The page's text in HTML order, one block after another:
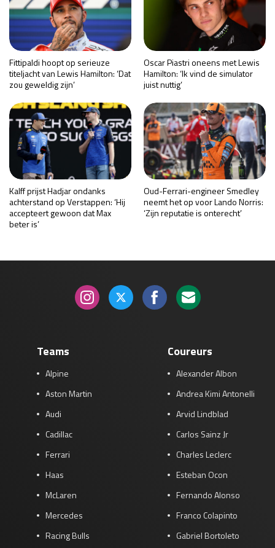
Fittipaldi hoopt op serieuze
titeljacht van Lewis Hamilton: ‘Dat
zou geweldig zijn’
Oscar Piastri oneens met Lewis
Hamilton: ‘Ik vind de simulator
juist nuttig’
Kalff prijst Hadjar ondanks
achterstand op Verstappen: ‘Hij
accepteert gewoon dat Max
beter is’
Oud-Ferrari-engineer Smedley
neemt het op voor Lando Norris:
‘Zijn reputatie is onterecht’
Teams
Alpine
Aston Martin
Audi
Cadillac
Ferrari
Haas
McLaren
Mercedes
Racing Bulls
Coureurs
Alexander Albon
Andrea Kimi Antonelli
Arvid Lindblad
Carlos Sainz Jr
Charles Leclerc
Esteban Ocon
Fernando Alonso
Franco Colapinto
Gabriel Bortoleto